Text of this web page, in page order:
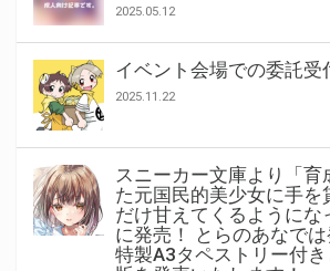
2025.05.12
イベント会場での委託受
2025.11.22
スニーカー文庫より「育
た元国民的美少女に手を
だけ甘えてくるようにな
に発売！ とらのあなで
特製A3タペストリー付